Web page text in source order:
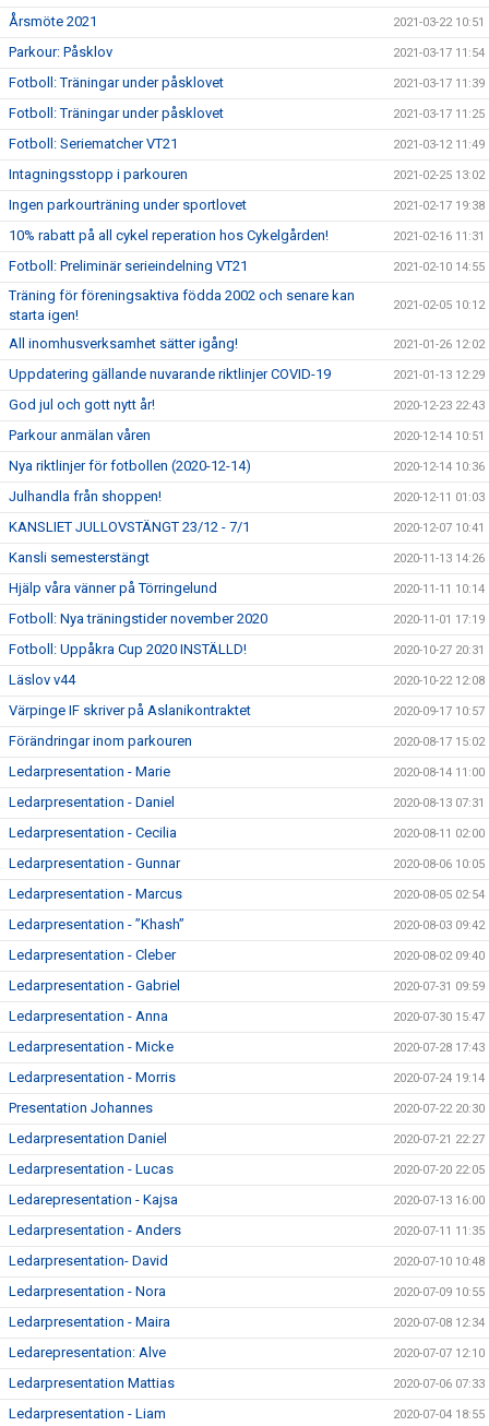
Årsmöte 2021 2021-03-22 10:51
Parkour: Påsklov 2021-03-17 11:54
Fotboll: Träningar under påsklovet 2021-03-17 11:39
Fotboll: Träningar under påsklovet 2021-03-17 11:25
Fotboll: Seriematcher VT21 2021-03-12 11:49
Intagningsstopp i parkouren 2021-02-25 13:02
Ingen parkourträning under sportlovet 2021-02-17 19:38
10% rabatt på all cykel reperation hos Cykelgården! 2021-02-16 11:31
Fotboll: Preliminär serieindelning VT21 2021-02-10 14:55
Träning för föreningsaktiva födda 2002 och senare kan
starta igen!
2021-02-05 10:12
All inomhusverksamhet sätter igång! 2021-01-26 12:02
Uppdatering gällande nuvarande riktlinjer COVID-19 2021-01-13 12:29
God jul och gott nytt år! 2020-12-23 22:43
Parkour anmälan våren 2020-12-14 10:51
Nya riktlinjer för fotbollen (2020-12-14) 2020-12-14 10:36
Julhandla från shoppen! 2020-12-11 01:03
KANSLIET JULLOVSTÄNGT 23/12 - 7/1 2020-12-07 10:41
Kansli semesterstängt 2020-11-13 14:26
Hjälp våra vänner på Törringelund 2020-11-11 10:14
Fotboll: Nya träningstider november 2020 2020-11-01 17:19
Fotboll: Uppåkra Cup 2020 INSTÄLLD! 2020-10-27 20:31
Läslov v44 2020-10-22 12:08
Värpinge IF skriver på Aslanikontraktet 2020-09-17 10:57
Förändringar inom parkouren 2020-08-17 15:02
Ledarpresentation - Marie 2020-08-14 11:00
Ledarpresentation - Daniel 2020-08-13 07:31
Ledarpresentation - Cecilia 2020-08-11 02:00
Ledarpresentation - Gunnar 2020-08-06 10:05
Ledarpresentation - Marcus 2020-08-05 02:54
Ledarpresentation - ”Khash” 2020-08-03 09:42
Ledarpresentation - Cleber 2020-08-02 09:40
Ledarpresentation - Gabriel 2020-07-31 09:59
Ledarpresentation - Anna 2020-07-30 15:47
Ledarpresentation - Micke 2020-07-28 17:43
Ledarpresentation - Morris 2020-07-24 19:14
Presentation Johannes 2020-07-22 20:30
Ledarpresentation Daniel 2020-07-21 22:27
Ledarpresentation - Lucas 2020-07-20 22:05
Ledarepresentation - Kajsa 2020-07-13 16:00
Ledarpresentation - Anders 2020-07-11 11:35
Ledarpresentation- David 2020-07-10 10:48
Ledarpresentation - Nora 2020-07-09 10:55
Ledarpresentation - Maira 2020-07-08 12:34
Ledarepresentation: Alve 2020-07-07 12:10
Ledarpresentation Mattias 2020-07-06 07:33
Ledarpresentation - Liam 2020-07-04 18:55